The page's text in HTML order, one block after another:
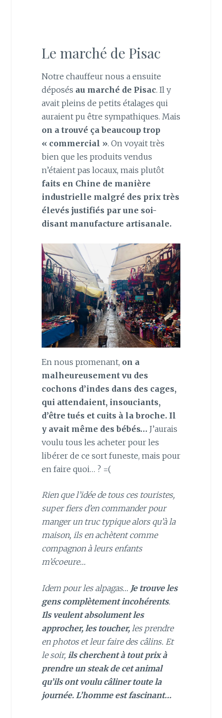
Le marché de Pisac
Notre chauffeur nous a ensuite
déposés au marché de Pisac. Il y
avait pleins de petits étalages qui
auraient pu être sympathiques. Mais
on a trouvé ça beaucoup trop
« commercial ». On voyait très
bien que les produits vendus
n’étaient pas locaux, mais plutôt
faits en Chine de manière
industrielle malgré des prix très
élevés justifiés par une soi-
disant manufacture artisanale.
En nous promenant, on a
malheureusement vu des
cochons d’indes dans des cages,
qui attendaient, insouciants,
d’être tués et cuits à la broche. Il
y avait même des bébés…J’aurais
voulu tous les acheter pour les
libérer de ce sort funeste, mais pour
en faire quoi… ? =(
Rien que l’idée de tous ces touristes,
super fiers d’en commander pour
manger un truc typique alors qu’à la
maison, ils en achètent comme
compagnon à leurs enfants
m’écoeure…
Idem pour les alpagas… Je trouve les
gens complètement incohérents.
Ils veulent absolument les
approcher, les toucher,les prendre
en photos et leur faire des câlins. Et
le soir, ils cherchent à tout prix à
prendre un steak de cet animal
qu’ils ont voulu câliner toute la
journée. L’homme est fascinant…